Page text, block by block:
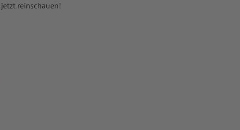
reinschauen!